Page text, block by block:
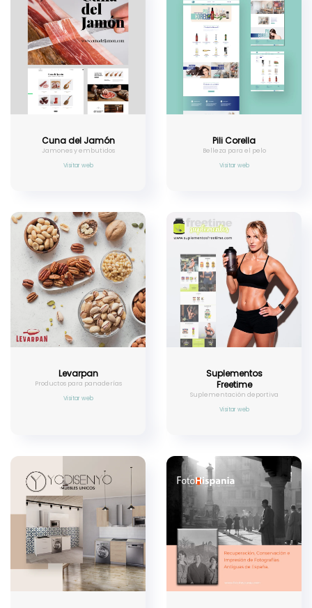
Cuna del Jamón
Jamones y embutidos
Visitar web
Pili Corella
Belleza para el pelo
Visitar web
Levarpan
Productos para panaderías
Visitar web
Suplementos
Freetime
Suplementación deportiva
Visitar web